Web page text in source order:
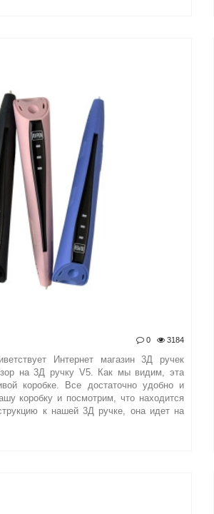
0 3184
Интернет магазин 3Д ручек
на 3Д ручку V5. Как мы видим, эта
коробке. Все достаточно удобно и
коробку и посмотрим, что находится
к нашей 3Д ручке, она идет на